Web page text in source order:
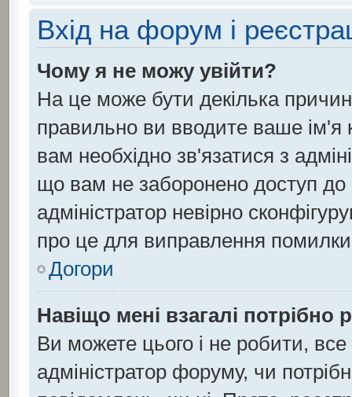
Вхід на форум і
Чому я не можу увійти?
На це може бути декілька
правильно ви вводите ваше ім'я
вам необхідно зв'язатися з
що вам не заборонено доступ
адміністратор невірно
про це для виправлення
Догори
Навіщо мені взагалі потрібно
Ви можете цього і не робити,
адміністратор форуму, чи